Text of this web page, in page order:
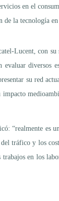
en el
la tecnología
Lucent, con su
su red
“realmente es
tráfico y los
en los